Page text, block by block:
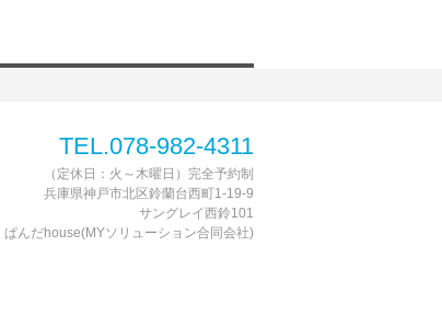
TEL.078-982-4311
（定休日：火～木曜日）完全予約制
兵庫県神戸市北区鈴蘭台西町1-19-9
サングレイ西鈴101
ぱんだhouse(MYソリューション合同会社)